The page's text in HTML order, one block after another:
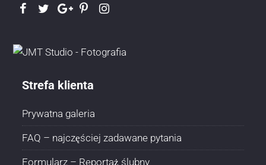
Strefa klienta
Prywatna galeria
FAQ – najczęściej zadawane pytania
Formularz – Reportaż ślubny